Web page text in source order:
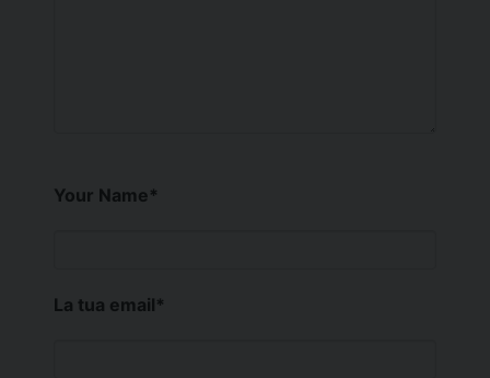
Your Name*
La tua email*